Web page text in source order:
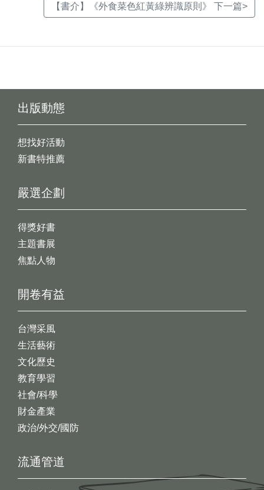
【書介】《外食菜色紅黃綠辨識原則》 下一篇>
出版動態
想找好活動
新書特推薦
開卷有益
台灣采風
生活藝術
文化歷史
教育學習
社會/科學
財金產業
政治/外交/國防
嚴選企劃
得獎好書
主題書展
焦點人物
流通管道